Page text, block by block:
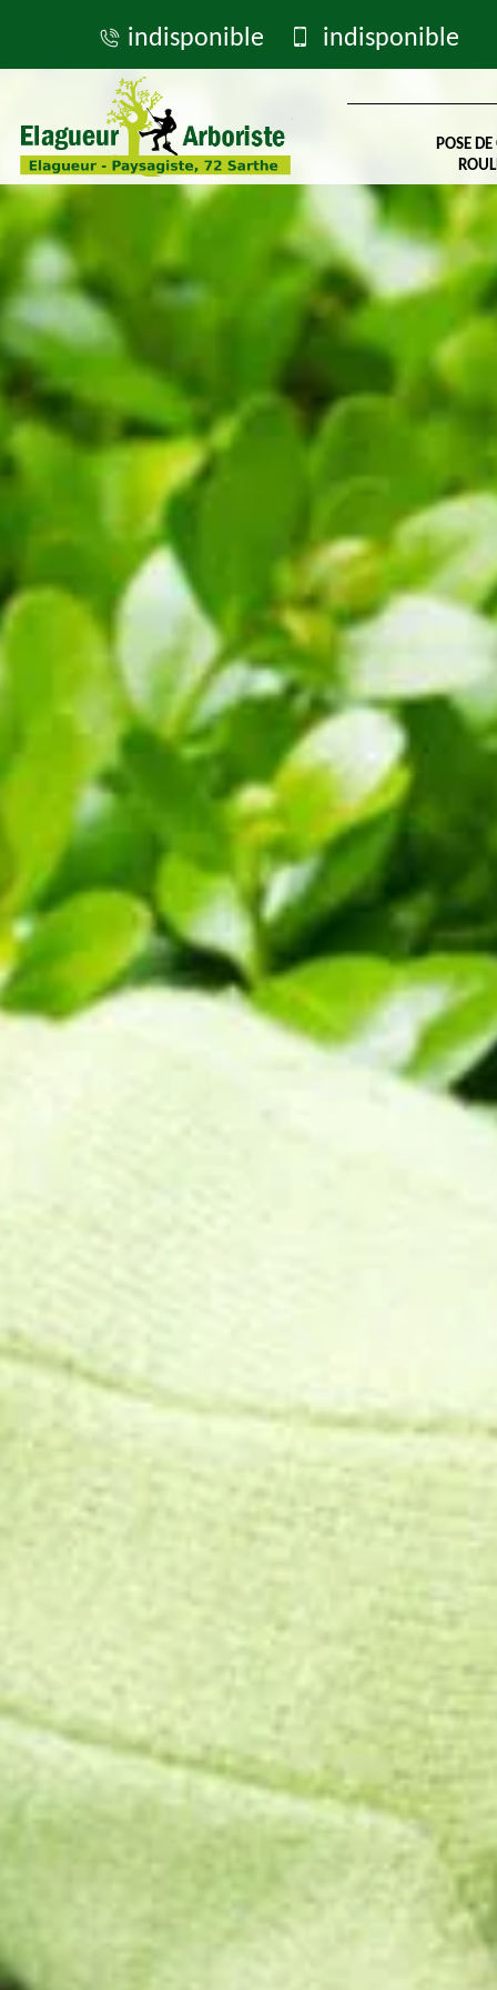
indisponible indisponible
POSE